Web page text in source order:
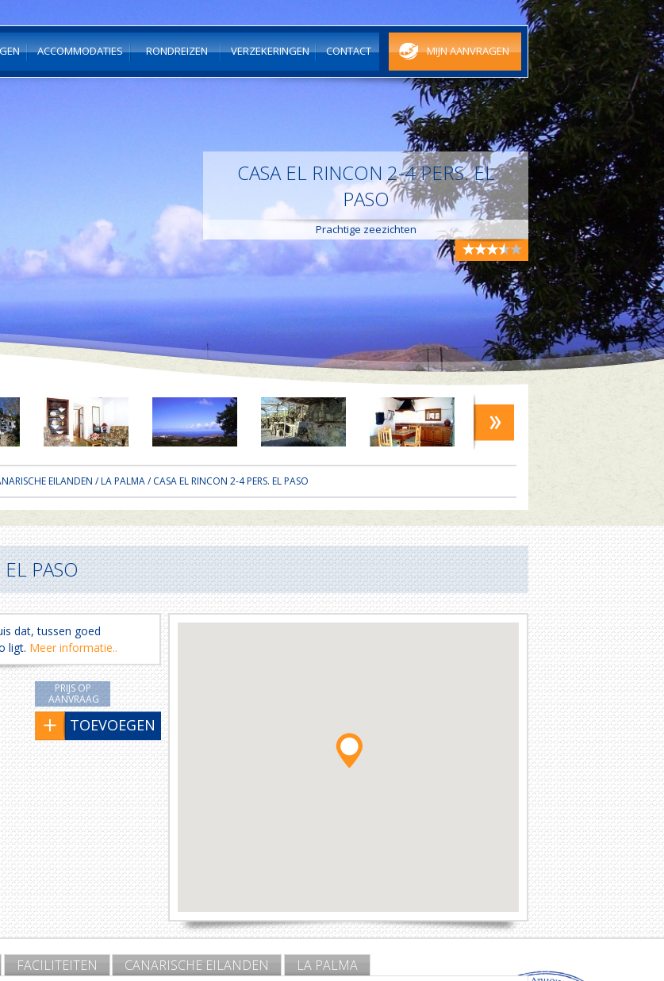
ACCOMMODATIES RONDREIZEN VERZEKERINGEN CONTACT MIJN AANVRAGEN
CASA EL RINCON 2-4 PERS. EL
PASO
Prachtige zeezichten
EILANDEN /LA PALMA/ CASA EL RINCON 2-4 PERS. EL PASO
PASO
dat, tussen goed
ligt. Meer informatie..
PRIJS OP
AANVRAAG
TOEVOEGEN
FACILITEITEN CANARISCHE EILANDEN LA PALMA